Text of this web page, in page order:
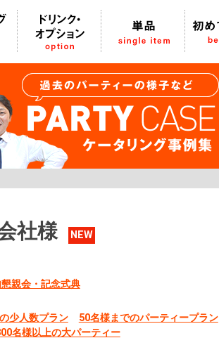
社様 NEW
親会・記念式典
少人数プラン
50名様までのパーティープラン
名様以上の大パーティー